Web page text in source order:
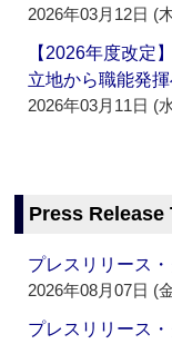
2026年03月12日 (
【2026年度改定
立地から職能発
2026年03月11日 (
Press
プレスリリース
2026年08月07日 (
プレスリリース